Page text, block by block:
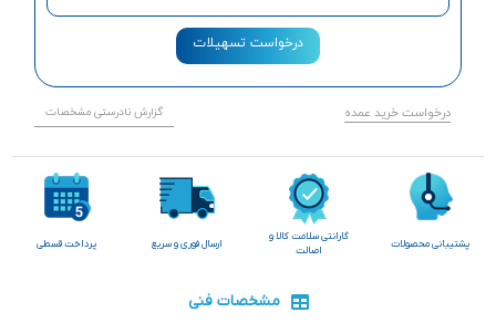
درخواست تسهیلات
درخواست خرید عمده گزارش نادرستی مشخصات
پشتیبانی محصولات
گارانتی سلامت کالا و
اصالت
ارسال فوری و سریع پرداخت قسطی
مشخصات فنی